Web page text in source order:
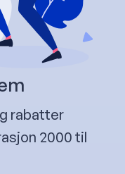
rabatter
2000 til